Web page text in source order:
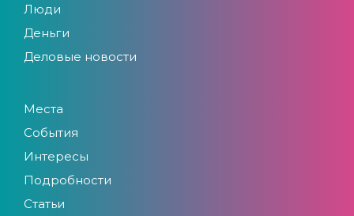
Люди
Деньги
Деловые новости
Места
События
Интересы
Подробности
Статьи